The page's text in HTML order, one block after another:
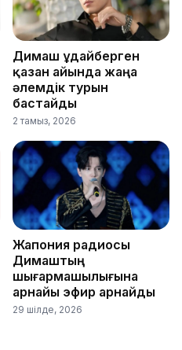
Димаш Құдайберген
қазан айында жаңа
әлемдік турын
бастайды
2 тамыз, 2026
Жапония радиосы
Димаштың
шығармашылығына
арнайы эфир арнайды
29 шілде, 2026